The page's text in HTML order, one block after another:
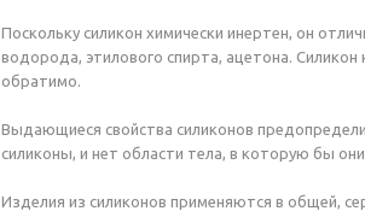
Поскольку силикон химически инертен, он
водорода, этилового спирта, ацетона.
обратимо.
Выдающиеся свойства силиконов
силиконы, и нет области тела, в которую бы
Изделия из силиконов применяются в общей,